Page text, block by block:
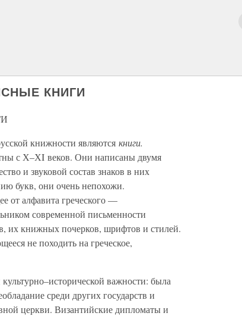
КНИГИ
книжности являются книги.
с Х–ХI веков. Они написаны двумя
и звуковой состав знаков в них
букв, они очень непохожи.
от алфавита греческого —
современной письменности
их книжных почерков, шрифтов и стилей.
не походить на греческое,
важности: была
среди других государств и
церкви. Византийские дипломаты и